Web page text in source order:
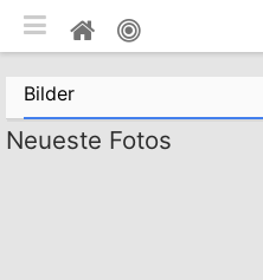
Pinnwand
Bilder
Neueste Fotos
mobile Ansicht umschalten